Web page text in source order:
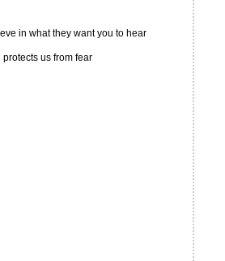
in what they want you to hear
us from fear